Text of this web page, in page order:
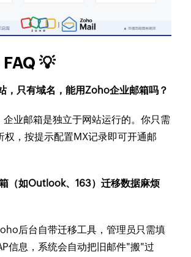
💡
，只有域名，能用Zoho企业邮箱吗？
企业邮箱是独立于网站运行的。你只需
权，按提示配置MX记录即可开通邮
（如Outlook、163）迁移数据麻烦
后台自带迁移工具，管理员只需填
信息，系统会自动把旧邮件"搬"过